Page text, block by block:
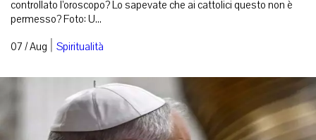
controllato l’oroscopo? Lo sapevate che ai cattolici questo non è
permesso? Foto: U...
07 / Aug | Spiritualità